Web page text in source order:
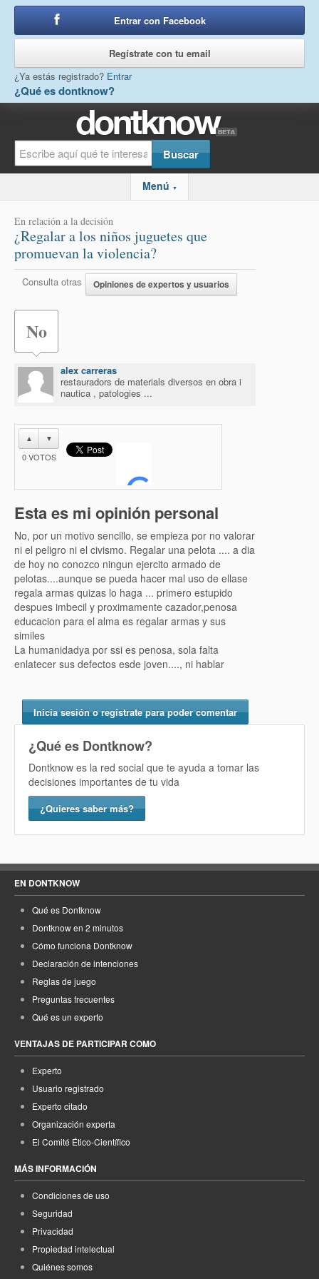
¿Qué es dontknow?
Entrar con Facebook
Regístrate con tu email
¿Ya estás registrado? Entrar
Menú ▼
En relación a la decisión
¿Regalar a los niños juguetes que
promuevan la violencia?
Consulta otras Opiniones de expertos y usuarios
No
alex carreras
restauradors de materials diversos en obra i
nautica , patologies ...
▲ ▼
0VOTOS
Esta es mi opinión personal
No, por un motivo sencillo, se empieza por no valorar
ni el peligro ni el civismo. Regalar una pelota .... a dia
de hoy no conozco ningun ejercito armado de
pelotas....aunque se pueda hacer mal uso de ellase
regala armas quizas lo haga ... primero estupido
despues imbecil y proximamente cazador,penosa
educacion para el alma es regalar armas y sus
similes
La humanidadya por ssi es penosa, sola falta
enlatecer sus defectos esde joven...., ni hablar
Inicia sesión o regístrate para poder comentar
¿Qué es Dontknow?
Dontknow es la red social que te ayuda a tomar las
decisiones importantes de tu vida
¿Quieres saber más?
EN DONTKNOW
Qué es Dontknow
Dontknow en 2 minutos
Cómo funciona Dontknow
Declaración de intenciones
Reglas de juego
Preguntas frecuentes
Qué es un experto
VENTAJAS DE PARTICIPAR COMO
Experto
Usuario registrado
Experto citado
Organización experta
El Comité Ético-Científico
MÁS INFORMACIÓN
Condiciones de uso
Seguridad
Privacidad
Propiedad intelectual
Quiénes somos